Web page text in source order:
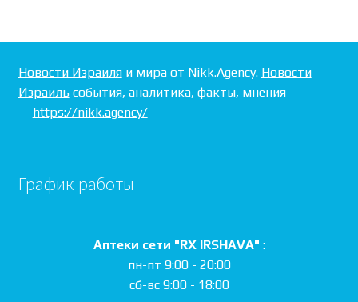
Новости Израиляи мира от Nikk.Agency. Новости
Израильсобытия, аналитика, факты, мнения
— https://nikk.agency/
График работы
Аптеки сети "RX IRSHAVA" :
пн-пт 9:00 - 20:00
сб-вс 9:00 - 18:00